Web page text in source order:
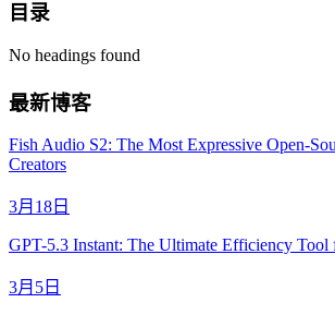
目录
No headings found
最新博客
Fish Audio S2: The Most Expressive Open-
Creators
3月18日
GPT-5.3 Instant: The Ultimate Efficiency Tool
3月5日